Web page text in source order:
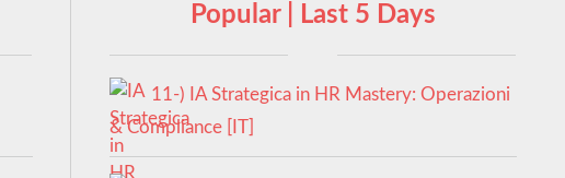
Popular | Last 5 Days
11-) IA Strategica in HR Mastery: Operazioni
& Compliance [IT]